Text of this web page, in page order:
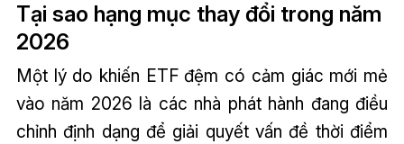
Tại sao hạng mục thay đổi trong năm
2026
Một lý do khiến ETF đệm có cảm giác mới mẻ
vào năm 2026 là các nhà phát hành đang điều
chỉnh định dạng để giải quyết vấn đề thời điểm